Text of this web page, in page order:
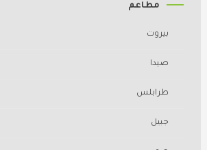
مطاعم
بيروت
صيدا
طرابلس
جبيل